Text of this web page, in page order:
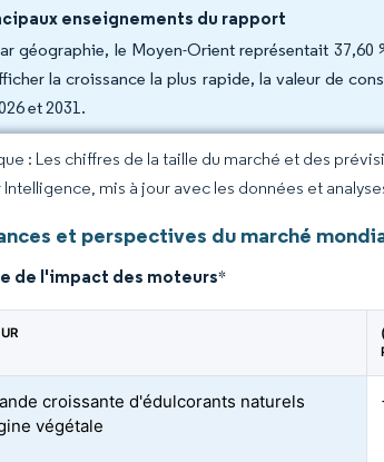
enseignements du rapport
géographie, le Moyen-Orient représentait
la croissance la plus rapide, la valeur de
et 2031.
: Les chiffres de la taille du marché et des
mis à jour avec les données et
et perspectives du marché
de l'impact des moteurs*
croissante d'édulcorants naturels
végétale